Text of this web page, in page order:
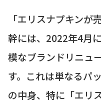
「エリスナプキンが
幹には、2022年4月
模なブランドリニュ
す。これは単なるパ
の中身、特に「エリ